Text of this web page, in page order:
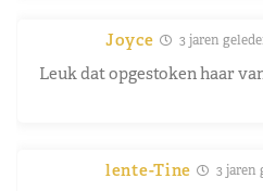
Joyce 3 jaren
Leuk dat opgestoken haar
lente-Tine 3 jaren